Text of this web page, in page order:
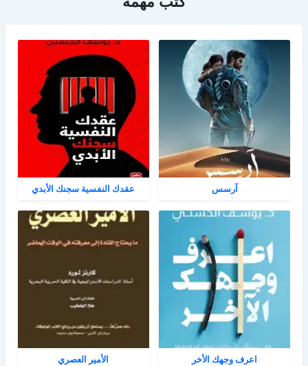
آرسس عقدك النفسية سجنك الأبدي
اعرف وجهك الأخر الأمير العصري